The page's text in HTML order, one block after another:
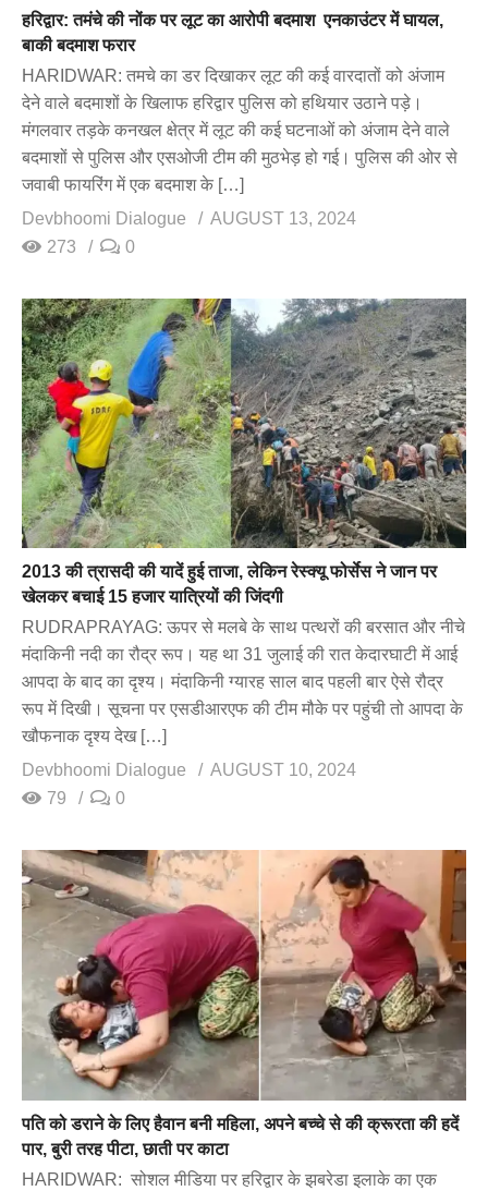
हरिद्वार: तमंचे की नोंक पर लूट का आरोपी बदमाश एनकाउंटर में घायल,
बाकी बदमाश फरार
HARIDWAR: तमचे का डर दिखाकर लूट की कई वारदातों को अंजाम
देने वाले बदमाशों के खिलाफ हरिद्वार पुलिस को हथियार उठाने पड़े।
मंगलवार तड़के कनखल क्षेत्र में लूट की कई घटनाओं को अंजाम देने वाले
बदमाशों से पुलिस और एसओजी टीम की मुठभेड़ हो गई। पुलिस की ओर से
जवाबी फायरिंग में एक बदमाश के […]
Devbhoomi Dialogue
AUGUST 13, 2024
273
0
2013 की त्रासदी की यादें हुई ताजा, लेकिन रेस्क्यू फोर्सेस ने जान पर
खेलकर बचाई 15 हजार यात्रियों की जिंदगी
RUDRAPRAYAG: ऊपर से मलबे के साथ पत्थरों की बरसात और नीचे
मंदाकिनी नदी का रौद्र रूप। यह था 31 जुलाई की रात केदारघाटी में आई
आपदा के बाद का दृश्य। मंदाकिनी ग्यारह साल बाद पहली बार ऐसे रौद्र
रूप में दिखी। सूचना पर एसडीआरएफ की टीम मौके पर पहुंची तो आपदा के
खौफनाक दृश्य देख […]
Devbhoomi Dialogue
AUGUST 10, 2024
79
0
पति को डराने के लिए हैवान बनी महिला, अपने बच्चे से की क्रूरता की हदें
पार, बुरी तरह पीटा, छाती पर काटा
HARIDWAR: सोशल मीडिया पर हरिद्वार के झबरेडा इलाके का एक